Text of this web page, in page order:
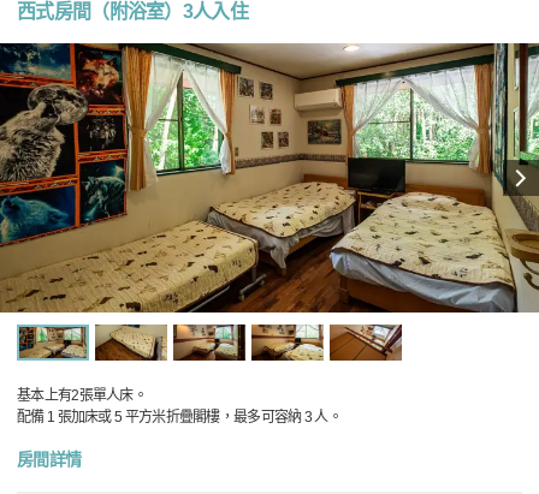
西式房間（附浴室）3人入住
基本上有2張單人床。
配備 1 張加床或 5 平方米折疊閣樓，最多可容納 3 人。
房間詳情